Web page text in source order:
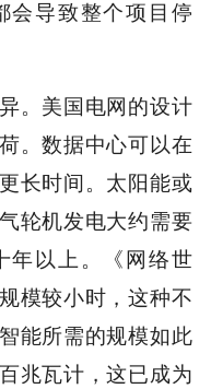
会导致整个项目停
。美国电网的设计
。数据中心可以在
长时间。太阳能或
轮机发电大约需要
年以上。《网络世
模较小时，这种不
能所需的规模如此
兆瓦计，这已成为